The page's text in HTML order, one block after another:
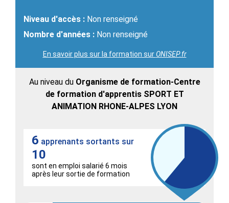
Niveau d'accès : Non renseigné
Nombre d'années : Non renseigné
En savoir plus sur la formation surONISEP.fr
Au niveau du Organisme de formation-Centre
de formation d'apprentis SPORT ET
ANIMATION RHONE-ALPES LYON
6 apprenants sortants sur
10
sont en emploi salarié 6 mois
après leur sortie de formation